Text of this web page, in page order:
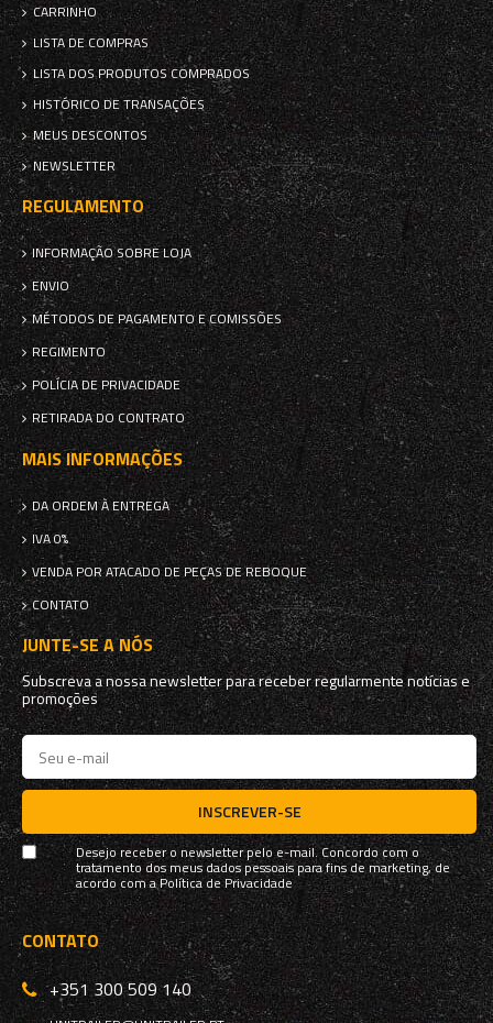
CARRINHO
LISTA DE COMPRAS
LISTA DOS PRODUTOS COMPRADOS
HISTÓRICO DE TRANSAÇÕES
MEUS DESCONTOS
NEWSLETTER
REGULAMENTO
INFORMAÇÃO SOBRE LOJA
ENVIO
MÉTODOS DE PAGAMENTO E COMISSÕES
REGIMENTO
POLÍCIA DE PRIVACIDADE
RETIRADA DO CONTRATO
MAIS INFORMAÇÕES
DA ORDEM À ENTREGA
IVA 0%
VENDA POR ATACADO DE PEÇAS DE REBOQUE
CONTATO
JUNTE-SE A NÓS
Subscreva a nossa newsletter para receber regularmente notícias e
promoções
INSCREVER-SE
Desejo receber o newsletter pelo e-mail. Concordo com o
tratamento dos meus dados pessoais para fins de marketing, de
acordo com aPolítica de Privacidade
CONTATO
+351 300 509 140